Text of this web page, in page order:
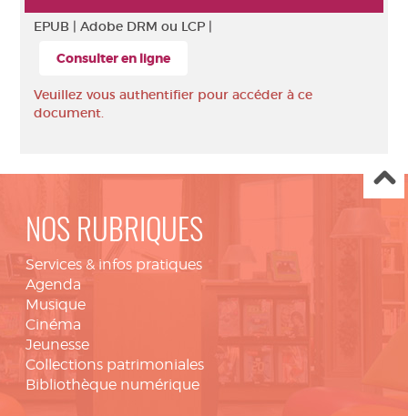
EPUB | Adobe DRM ou LCP |
Consulter en ligne
Veuillez vous authentifier pour accéder à ce
document.
NOS RUBRIQUES
Services & infos pratiques
Agenda
Musique
Cinéma
Jeunesse
Collections patrimoniales
Bibliothèque numérique